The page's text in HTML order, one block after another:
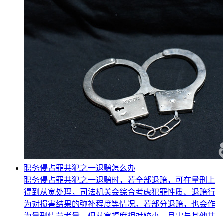
职务侵占罪共犯之一退赔怎么办
职务侵占罪共犯之一退赔时，若全部退赔，可在量刑上
得到从宽处理，司法机关会综合考虑犯罪性质、退赔行
为对损害结果的弥补程度等情况。若部分退赔，也会作